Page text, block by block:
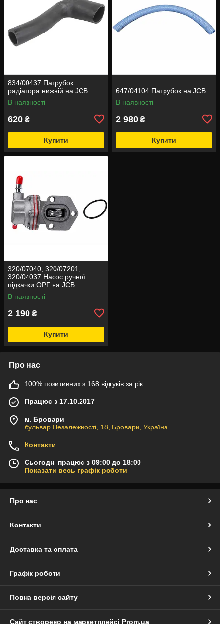
834/00437 Патрубок
радіатора нижній на JCB
В наявності
620 ₴
Купити
647/04104 Патрубок на JCB
В наявності
2 980 ₴
Купити
320/07040, 320/07201,
320/04037 Насос ручної
підкачки ОРГ на JCB
В наявності
2 190 ₴
Купити
Про нас
100% позитивних з 168 відгуків за рік
Працює з 17.10.2017
м. Бровари
бульвар Незалежності, 18, Бровари, Україна
Контакти
Сьогодні працює з 09:00 до 18:00
Показати весь графік роботи
Про нас
Контакти
Доставка та оплата
Графік роботи
Повна версія сайту
Сайт створено на маркетплейсі Prom.ua